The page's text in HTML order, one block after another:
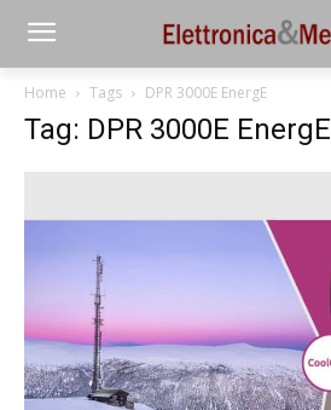
Home Tags DPR 3000E EnergE
Tag: DPR 3000E EnergE